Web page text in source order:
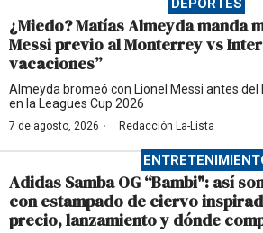
DEPORTES
¿Miedo? Matías Almeyda manda
Messi previo al Monterrey vs
vacaciones”
Almeyda bromeó con Lionel Messi antes
en la Leagues Cup 2026
7 de agosto, 2026 · Redacción La-Lista
Adidas Samba OG “Bambi": así
con estampado de ciervo
precio, lanzamiento y dónde